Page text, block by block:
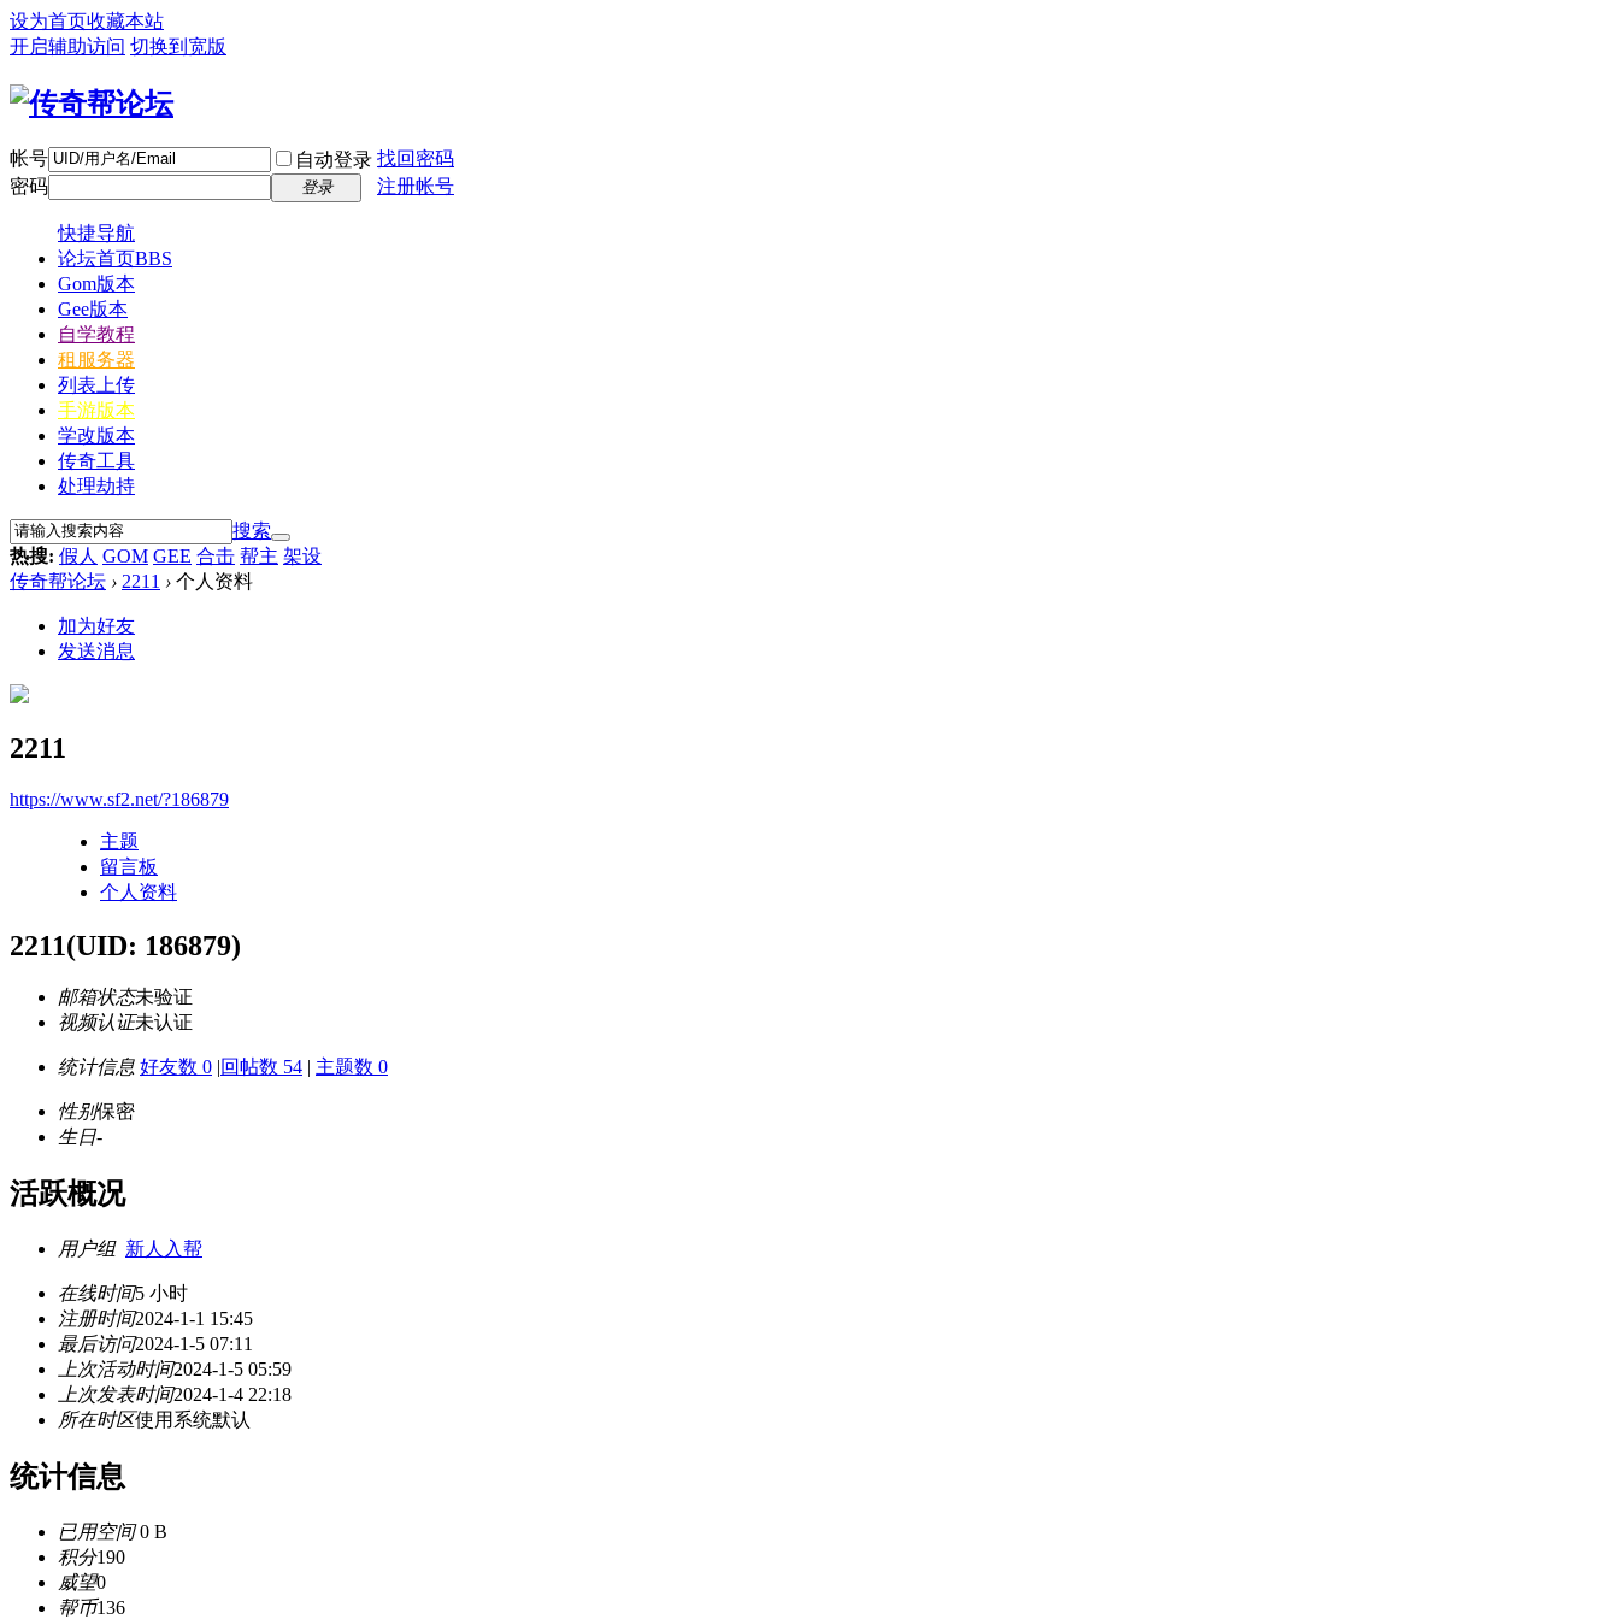
设为首页收藏本站
开启辅助访问 切换到宽版
帐号 自动登录 找回密码
密码
登录 注册帐号
快捷导航
论坛首页BBS
Gom版本
Gee版本
自学教程
租服务器
列表上传
手游版本
学改版本
传奇工具
处理劫持
搜索
热搜: 假人 GOM GEE 合击 帮主 架设
传奇帮论坛 › 2211 › 个人资料
加为好友
发送消息
2211
https://www.sf2.net/?186879
主题
留言板
个人资料
2211(UID: 186879)
邮箱状态未验证
视频认证未认证
统计信息 好友数 0 |回帖数 54 | 主题数 0
性别保密
生日-
活跃概况
用户组 新人入帮
在线时间5 小时
注册时间2024-1-1 15:45
最后访问2024-1-5 07:11
上次活动时间2024-1-5 05:59
上次发表时间2024-1-4 22:18
所在时区使用系统默认
统计信息
已用空间0 B
积分190
威望0
帮币136